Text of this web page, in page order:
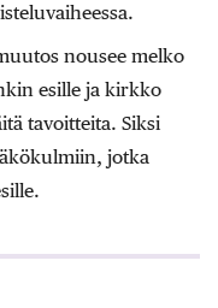
nousee melko
esille ja kirkko
tavoitteita. Siksi
jotka